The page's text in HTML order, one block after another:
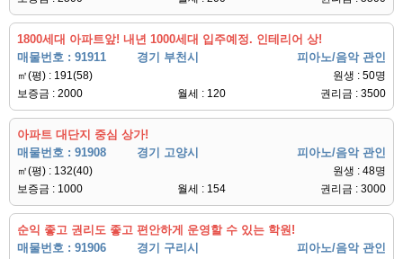
1800세대 아파트앞! 내년 1000세대 입주예정. 인테리어 상!
매물번호 : 91911
경기 부천시 피아노/음악 관인
㎡(평) : 191(58)
원생 : 50명
보증금 : 2000
월세 : 120 권리금 : 3500
아파트 대단지 중심 상가!
매물번호 : 91908
경기 고양시 피아노/음악 관인
㎡(평) : 132(40)
원생 : 48명
보증금 : 1000
월세 : 154 권리금 : 3000
순익 좋고 권리도 좋고 편안하게 운영할 수 있는 학원!
매물번호 : 91906
경기 구리시 피아노/음악 관인